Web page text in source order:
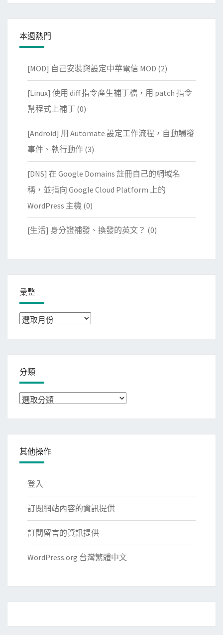
本週熱門
[MOD] 自己安裝與設定中華電信 MOD (2)
[Linux] 使用 diff 指令產生補丁檔，用 patch 指令
幫程式上補丁 (0)
[Android] 用 Automate 設定工作流程，自動觸發
事件、執行動作 (3)
[DNS] 在 Google Domains 註冊自己的網域名
稱，並指向 Google Cloud Platform 上的
WordPress 主機 (0)
[生活] 身分證補發、換發的英文？ (0)
彙整
彙
分類
分
其他操作
登入
訂閱網站內容的資訊提供
訂閱留言的資訊提供
WordPress.org 台灣繁體中文